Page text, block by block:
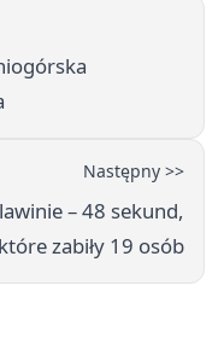
Następny >>
– 48 sekund,
które zabiły 19 osób